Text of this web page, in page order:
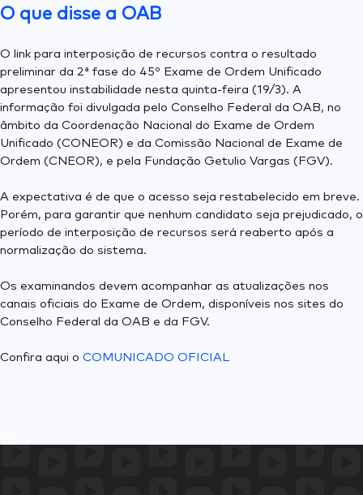
O que disse a OAB
O link para interposição de recursos contra o resultado
preliminar da 2ª fase do 45º Exame de Ordem Unificado
apresentou instabilidade nesta quinta-feira (19/3). A
informação foi divulgada pelo Conselho Federal da OAB, no
âmbito da Coordenação Nacional do Exame de Ordem
Unificado (CONEOR) e da Comissão Nacional de Exame de
Ordem (CNEOR), e pela Fundação Getulio Vargas (FGV).
A expectativa é de que o acesso seja restabelecido em breve.
Porém, para garantir que nenhum candidato seja prejudicado, o
período de interposição de recursos será reaberto após a
normalização do sistema.
Os examinandos devem acompanhar as atualizações nos
canais oficiais do Exame de Ordem, disponíveis nos sites do
Conselho Federal da OAB e da FGV.
Confira aqui o COMUNICADO OFICIAL